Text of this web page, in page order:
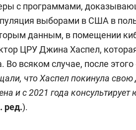
с программами,
выборами в США в
данным, в помещении
ЦРУ Джина Хаспел,
Во всяком случае, после
что Хаспел покинула
и с 2021 года
ред.).